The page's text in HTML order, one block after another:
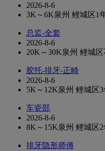
2026-8-6
3K～6K泉州 鲤城区1
总监-全套
2026-8-6
20K～30K泉州 鲤城区
胶托-排牙-正畸
2026-8-6
5K～12K泉州 鲤城区
车瓷部
2026-8-6
8K～15K泉州 鲤城区
排牙隐形师傅